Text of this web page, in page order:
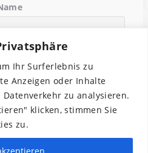
Ihr Surferlebnis zu
Anzeigen oder Inhalte
zu analysieren.
klicken, stimmen Sie
zu.
Du unsere